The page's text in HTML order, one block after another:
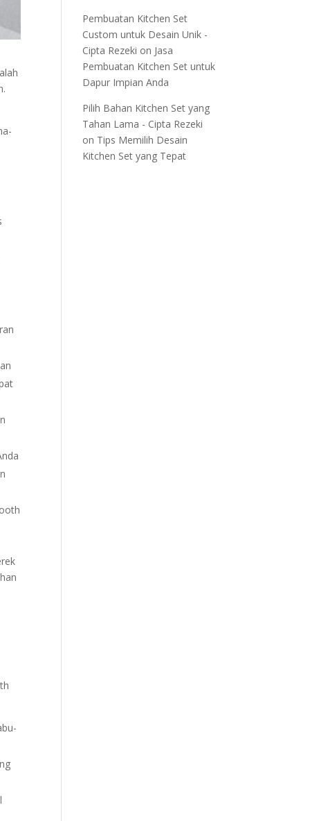
Pembuatan Kitchen Set
Custom untuk Desain Unik -
Cipta Rezeki on Jasa
Pembuatan Kitchen Set untuk
Dapur Impian Anda
Pilih Bahan Kitchen Set yang
Tahan Lama - Cipta Rezeki
on Tips Memilih Desain
Kitchen Set yang Tepat